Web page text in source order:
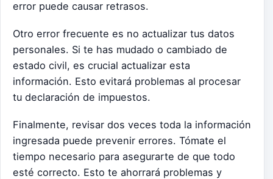
error puede causar retrasos.
Otro error frecuente es no actualizar tus datos
personales. Si te has mudado o cambiado de
estado civil, es crucial actualizar esta
información. Esto evitará problemas al procesar
tu declaración de impuestos.
Finalmente, revisar dos veces toda la información
ingresada puede prevenir errores. Tómate el
tiempo necesario para asegurarte de que todo
esté correcto. Esto te ahorrará problemas y